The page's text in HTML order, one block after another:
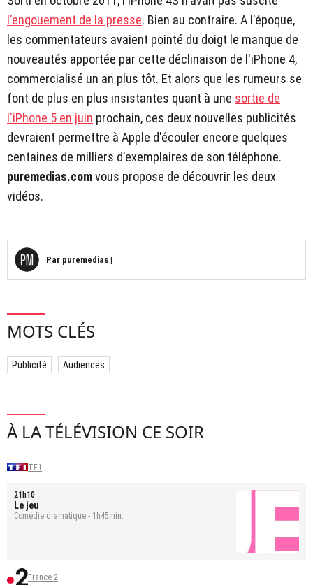
l'engouement de la presse. Bien au contraire. A l'époque,
les commentateurs avaient pointé du doigt le manque de
nouveautés apportée par cette déclinaison de l'iPhone 4,
commercialisé un an plus tôt. Et alors que les rumeurs se
font de plus en plus insistantes quant à une sortie de
l'iPhone 5 en juin prochain, ces deux nouvelles publicités
devraient permettre à Apple d'écouler encore quelques
centaines de milliers d'exemplaires de son téléphone.
puremedias.comvous propose de découvrir les deux
vidéos.
Par puremedias |
MOTS CLÉS
Publicité Audiences
À LA TÉLÉVISION CE SOIR
TF1
21h10
Le jeu
Comédie dramatique - 1h45min.
France 2